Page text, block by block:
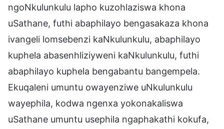
ngoNkulunkulu lapho kuzohlaziswa khona
uSathane, futhi abaphilayo bengasakaza khona
ivangeli lomsebenzi kaNkulunkulu, abaphilayo
kuphela abasenhliziyweni kaNkulunkulu, futhi
abaphilayo kuphela bengabantu bangempela.
Ekuqaleni umuntu owayenziwe uNkulunkulu
wayephila, kodwa ngenxa yokonakaliswa
uSathane umuntu usephila ngaphakathi kokufa,